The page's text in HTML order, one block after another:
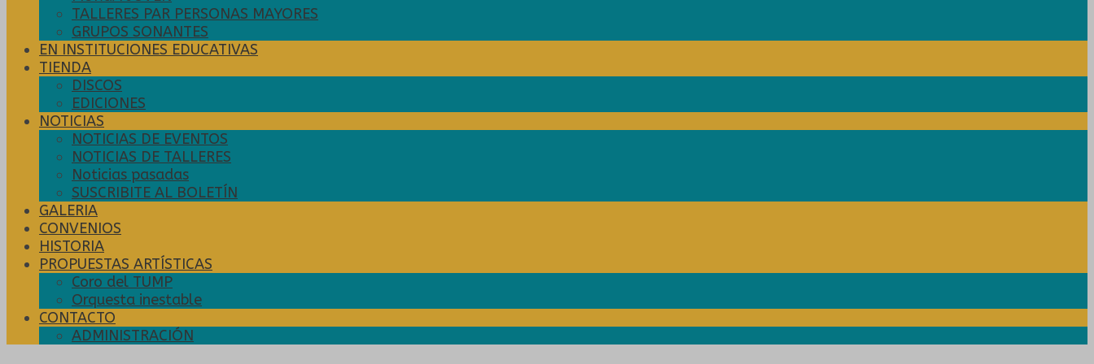
TALLERES PAR PERSONAS MAYORES
GRUPOS SONANTES
EN INSTITUCIONES EDUCATIVAS
TIENDA
DISCOS
EDICIONES
NOTICIAS
NOTICIAS DE EVENTOS
NOTICIAS DE TALLERES
Noticias pasadas
SUSCRIBITE AL BOLETÍN
GALERIA
CONVENIOS
HISTORIA
PROPUESTAS ARTÍSTICAS
Coro del TUMP
Orquesta inestable
CONTACTO
ADMINISTRACIÓN